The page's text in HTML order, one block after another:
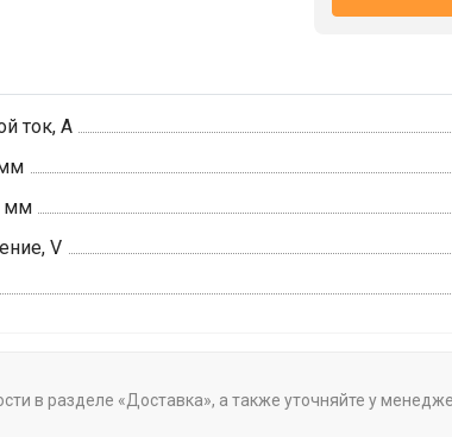
ток, А
мм
V
в разделе «Доставка», а также уточняйте у